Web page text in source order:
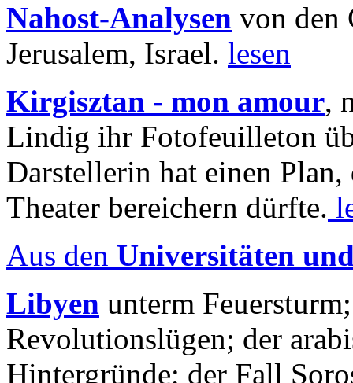
Nahost-Analysen von den
Jerusalem, Israel. lesen
Kirgisztan - mon amour,
Lindig ihr Fotofeuilleton
Darstellerin hat einen Plan,
Theater bereichern dürfte.
Aus den Universitäten
Libyen unterm
Revolutionslügen; der
Hintergründe; der Fall